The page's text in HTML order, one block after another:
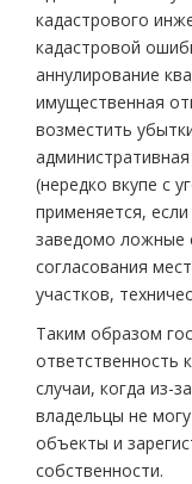
кадастрового
кадастровой
аннулирование
имущественная
возместить
(нередко вкупе с
применяется,
заведомо ложные
согласования
участков,
Таким образом
ответственность
случаи, когда из-
владельцы не
объекты и
собственности.